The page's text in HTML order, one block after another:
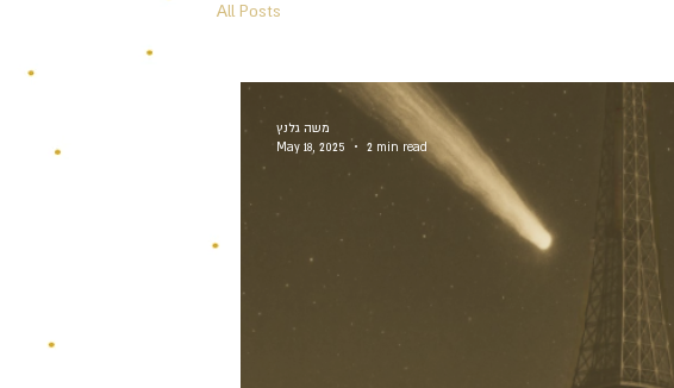
All Posts
משה גלנץ
May 18, 2025
2 min read